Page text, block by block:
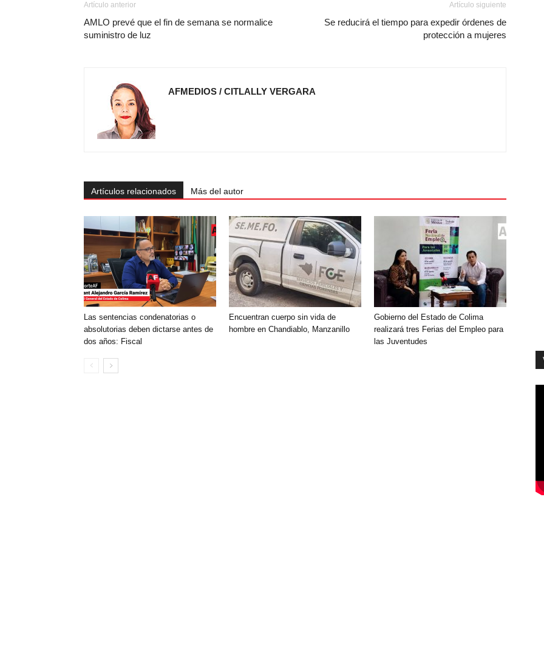
Artículo anterior
AMLO prevé que el fin de semana se normalice
suministro de luz
Artículo siguiente
Se reducirá el tiempo para expedir órdenes de
protección a mujeres
AFMEDIOS / CITLALLY VERGARA
Artículos relacionados Más del autor
Las sentencias condenatorias o
absolutorias deben dictarse antes de
dos años: Fiscal
Encuentran cuerpo sin vida de
hombre en Chandiablo, Manzanillo
Gobierno del Estado de Colima
realizará tres Ferias del Empleo para
las Juventudes